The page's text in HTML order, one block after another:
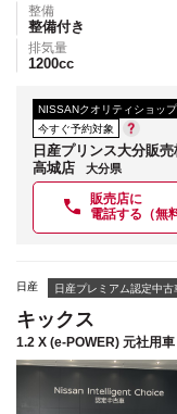
整備
整備付き
排気量
1200cc
NISSANクオリティショップ
今すぐ予約対象
日産プリンス大分販
高城店
大分県
販売店に
電話する（無
日産 日産プレミアム認定中古
キックス
1.2 X (e-POWER) 元社用